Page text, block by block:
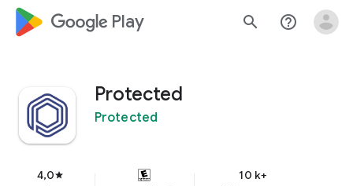
google_logo Play search help_outline
Protected
Protected
4,0star 10 k+